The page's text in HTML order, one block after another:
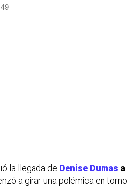
la llegada de Denise Dumas a
a girar una polémica en torno